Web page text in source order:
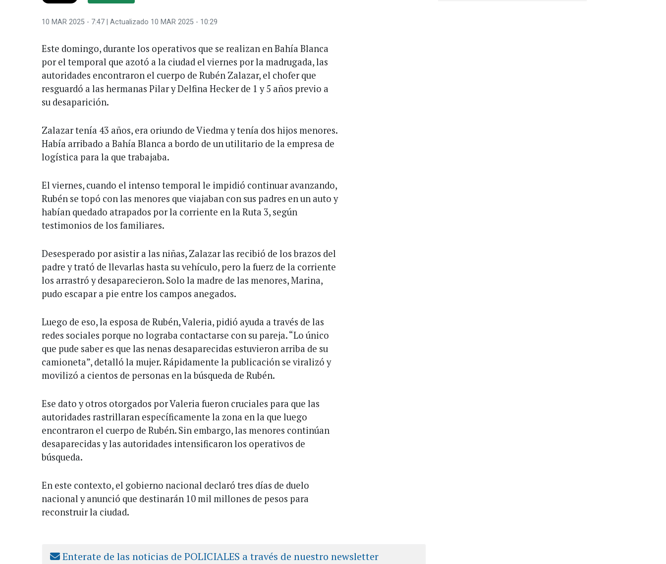
10 MAR 2025 - 7:47 | Actualizado 10 MAR 2025 - 10:29
Este domingo, durante los operativos que se realizan en Bahía Blanca
por el temporal que azotó a la ciudad el viernes por la madrugada, las
autoridades encontraron el cuerpo de Rubén Zalazar, el chofer que
resguardó a las hermanas Pilar y Delfina Hecker de 1 y 5 años previo a
su desaparición.
Zalazar tenía 43 años, era oriundo de Viedma y tenía dos hijos menores.
Había arribado a Bahía Blanca a bordo de un utilitario de la empresa de
logística para la que trabajaba.
El viernes, cuando el intenso temporal le impidió continuar avanzando,
Rubén se topó con las menores que viajaban con sus padres en un auto y
habían quedado atrapados por la corriente en la Ruta 3, según
testimonios de los familiares.
Desesperado por asistir a las niñas, Zalazar las recibió de los brazos del
padre y trató de llevarlas hasta su vehículo, pero la fuerz de la corriente
los arrastró y desaparecieron. Solo la madre de las menores, Marina,
pudo escapar a pie entre los campos anegados.
Luego de eso, la esposa de Rubén, Valeria, pidió ayuda a través de las
redes sociales porque no lograba contactarse con su pareja. “Lo único
que pude saber es que las nenas desaparecidas estuvieron arriba de su
camioneta”, detalló la mujer. Rápidamente la publicación se viralizó y
movilizó a cientos de personas en la búsqueda de Rubén.
Ese dato y otros otorgados por Valeria fueron cruciales para que las
autoridades rastrillaran específicamente la zona en la que luego
encontraron el cuerpo de Rubén. Sin embargo, las menores continúan
desaparecidas y las autoridades intensificaron los operativos de
búsqueda.
En este contexto, el gobierno nacional declaró tres días de duelo
nacional y anunció que destinarán 10 mil millones de pesos para
reconstruir la ciudad.
Enterate de las noticias de POLICIALES a través de nuestro newsletter